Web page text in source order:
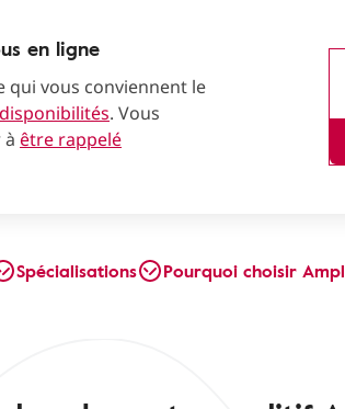
en ligne
qui vous conviennent le
. Vous
être rappelé
Spécialisations Pourquoi choisir